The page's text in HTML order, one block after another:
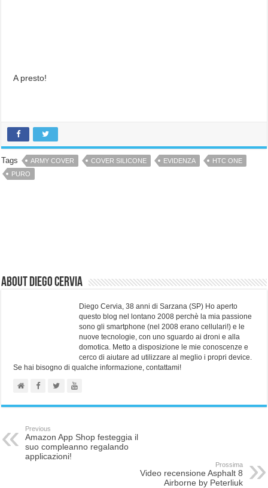
A presto!
Tags ARMY COVER COVER SILICONE EVIDENZA
HTC ONE
PURO
About Diego Cervia
Diego Cervia, 38 anni di Sarzana (SP) Ho aperto
questo blog nel lontano 2008 perchè la mia passione
sono gli smartphone (nel 2008 erano cellulari!) e le
nuove tecnologie, con uno sguardo ai droni e alla
domotica. Metto a disposizione le mie conoscenze e
cerco di aiutare ad utilizzare al meglio i propri device.
Se hai bisogno di qualche informazione, contattami!
Previous
Amazon App Shop festeggia il
suo compleanno regalando
applicazioni!
Prossima
Video recensione Asphalt 8
Airborne by Peterliuk